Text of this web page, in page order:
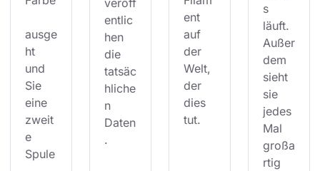
ausge
ht
und
Sie
eine
zweit
e
Spule
veröff
entlic
hen
die
tatsäc
hliche
n
Daten
.
ent
auf
der
Welt,
der
dies
tut.
s
läuft.
Außer
dem
sieht
sie
jedes
Mal
großa
rtig